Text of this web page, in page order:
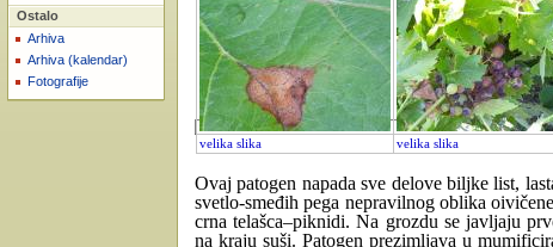
Ostalo
Arhiva
Arhiva (kalendar)
Fotografije
velika slika velika slika
Ovaj patogen napada sve delove biljke list,
svetlo-smeđih pega nepravilnog oblika
crna telašca–piknidi. Na grozdu se javljaju
na kraju suši. Patogen prezimljava u